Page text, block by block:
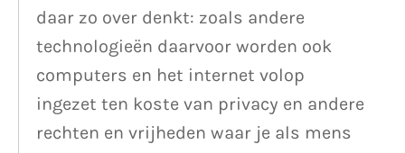
daar zo over denkt: zoals andere
technologieën daarvoor worden ook
computers en het internet volop
ingezet ten koste van privacy en andere
rechten en vrijheden waar je als mens